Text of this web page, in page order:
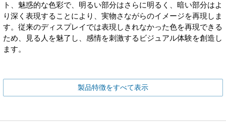
ト、魅惑的な色彩で、明るい部分はさらに明るく、暗い部分はよ
り深く表現することにより、実物さながらのイメージを再現しま
す。従来のディスプレイでは表現しきれなかった色を再現できる
ため、見る人を魅了し、感情を刺激するビジュアル体験を創造し
ます。
製品特徴をすべて表示